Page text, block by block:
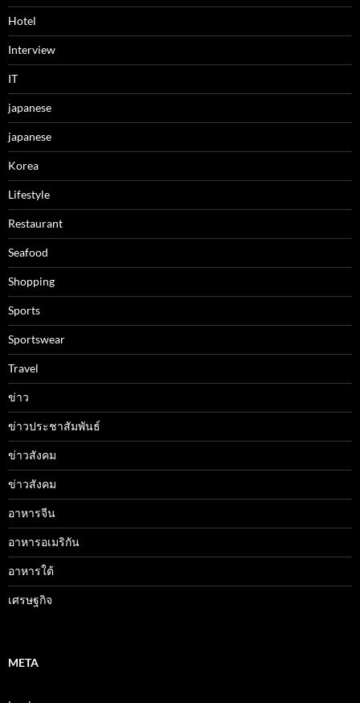
Hotel
Interview
IT
japanese
japanese
Korea
Lifestyle
Restaurant
Seafood
Shopping
Sports
Sportswear
Travel
ข่าว
ข่าวประชาสัมพันธ์
ข่าวสังคม
ข่าวสังคม
อาหารจีน
อาหารอเมริกัน
อาหารใต้
เศรษฐกิจ
META